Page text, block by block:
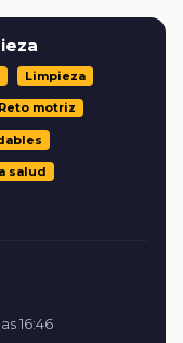
Limpieza
Reto motriz
salud
16:46